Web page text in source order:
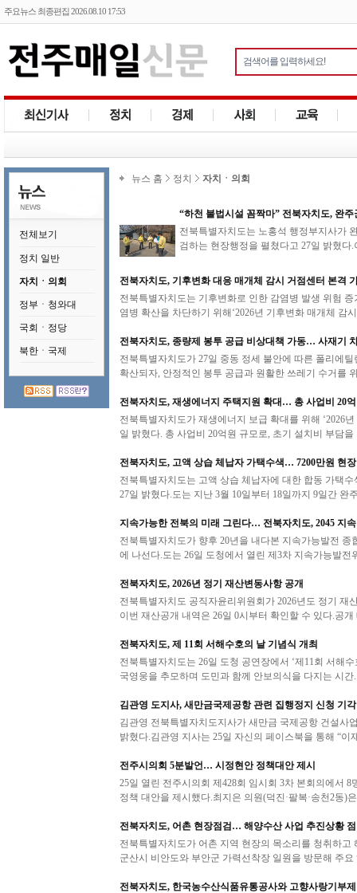
주요뉴스 최종편집 2026.08.10 17:53
전체보기
정치 일반
자치ㆍ의회
정부ㆍ청와대
국회ㆍ정당
북한ㆍ국제
뉴스 홈 정치 자치ㆍ의회
“하천 불법시설 꼼짝마” 전북자치도, 완
전북특별자치도는 노홍석 행정부지사가
검하는 현장행정을 펼쳤다고 27일 밝혔
전북자치도, 기후변화 대응 매개체 감시 거점센터 본격
전북특별자치도는 기후변화로 인한 감염병 발생 위험
염병 확산을 차단하기 위해‘2026년 기후변화 매개체 감
전북자치도, 종량제 봉투 공급 비상대책 가동… 사재기
전북특별자치도가 27일 중동 정세 불안에 따른 폴리에
확산되자, 안정적인 봉투 공급과 원활한 쓰레기 수거를
전북자치도, 재생에너지 주택지원 확대… 총 사업비 20
전북특별자치도가 재생에너지 보급 확대를 위해 ‘2026
일 밝혔다. 총 사업비 20억원 규모로, 초기 설치비 부담
전북자치도, 고액 상습 체납자 가택수색… 7200만원 현
전북특별자치도는 고액 상습 체납자에 대한 합동 가택
27일 밝혔다.도는 지난 3월 10일부터 18일까지 9일간 완
지속가능한 전북의 미래 그린다… 전북자치도, 2045 지
전북특별자치도가 향후 20년을 내다본 지속가능발전
에 나선다.도는 26일 도청에서 열린 제3차 지속가능발전
전북자치도, 2026년 정기 재산변동사항 공개
전북특별자치도 공직자윤리위원회가 2026년도 정기 재
이번 재산공개 내역은 26일 0시부터 확인할 수 있다.공
전북자치도, 제 11회 서해수호의 날 기념식 개최
전북특별자치도는 26일 도청 공연장에서 ‘제11회 서해
국영웅을 추모하며 도민과 함께 안보의식을 다지는 시
김관영 도지사, 새만금국제공항 관련 집행정지 신청 기
김관영 전북특별자치도지사가 새만금 국제공항 건설사
밝혔다.김관영 지사는 25일 자신의 페이스북을 통해 “이
전주시의회 5분발언… 시정현안 정책대안 제시
25일 열린 전주시의회 제428회 임시회 3차 본회의에서
정책 대안을 제시했다.최지은 의원(덕진·팔복·송천2동)
전북자치도, 어촌 현장점검… 해양수산 사업 추진상황
전북특별자치도가 어촌 지역 현장의 목소리를 청취하
군산시 비안도와 부안군 가력선착장 일원을 방문해 주
전북자치도, 한국농수산식품유통공사와 고향사랑기부